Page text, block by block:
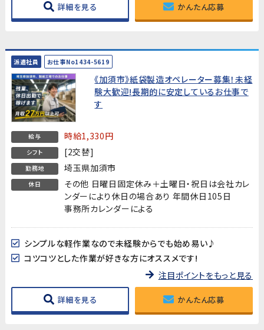
詳細を見る かんたん応募
派遣社員 お仕事No1434-5619
《加須市》紙袋製造オペレーター募集！未経
験大歓迎!長期的に安定しているお仕事で
す
給与 時給1,330円
シフト [2交替]
勤務地 埼玉県加須市
休日
その他 日曜日固定休み＋土曜日・祝日は会社カレ
ンダーにより休日の場合あり 年間休日105日
事務所カレンダーによる
シンプルな軽作業なので未経験からでも始め易い♪
コツコツとした作業が好きな方にオススメです!
注目ポイントをもっと見る
詳細を見る かんたん応募